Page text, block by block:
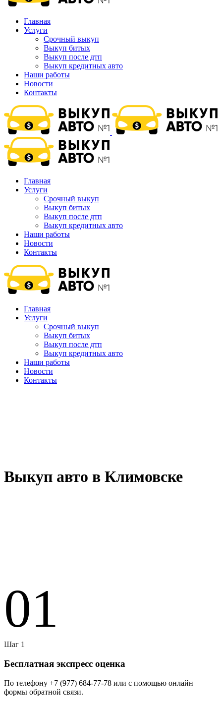
Главная
Услуги
Срочный выкуп
Выкуп битых
Выкуп после дтп
Выкуп кредитных авто
Наши работы
Новости
Контакты
Главная
Услуги
Срочный выкуп
Выкуп битых
Выкуп после дтп
Выкуп кредитных авто
Наши работы
Новости
Контакты
Главная
Услуги
Срочный выкуп
Выкуп битых
Выкуп после дтп
Выкуп кредитных авто
Наши работы
Новости
Контакты
Выкуп авто в Климовске
01
Шаг 1
Бесплатная экспресс оценка
По телефону +7 (977) 684-77-78 или с помощью онлайн
формы обратной связи.